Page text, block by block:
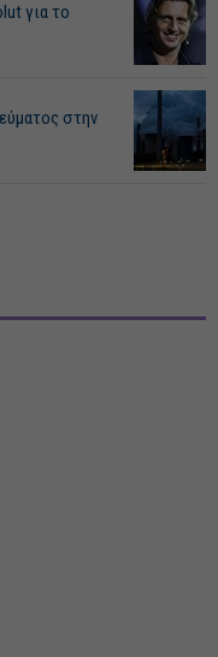
για το
στην